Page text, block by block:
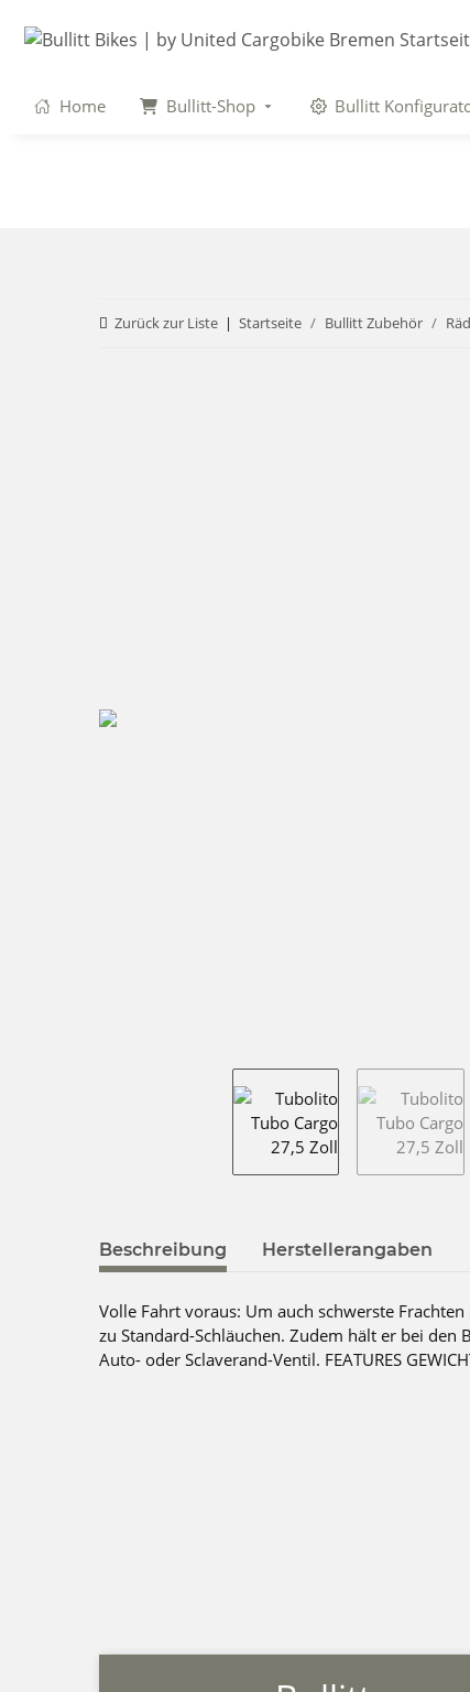
Home Bullitt-Shop Bullitt
Zurück zur Liste Startseite Bullitt Zubehör
weitere Registerkarten anzeigen
Beschreibung Herstellerangaben
Volle Fahrt voraus: Um auch schwerste
zu Standard-Schläuchen. Zudem hält er bei
Auto- oder Sclaverand-Ventil. FEATURES